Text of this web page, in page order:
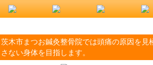
茨木市まつお鍼灸整骨院では頭痛の原因を見
さない身体を目指します。